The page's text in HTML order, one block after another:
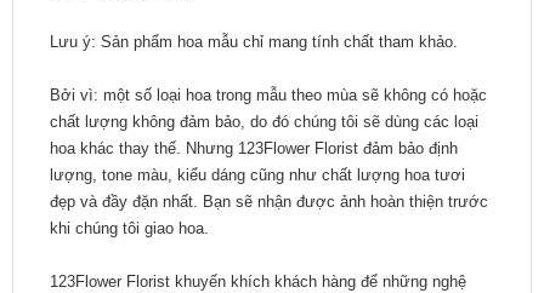
Lưu ý: Sản phẩm hoa mẫu chỉ mang tính chất tham khảo.
Bởi vì: một số loại hoa trong mẫu theo mùa sẽ không có hoặc
chất lượng không đảm bảo, do đó chúng tôi sẽ dùng các loại
hoa khác thay thế. Nhưng 123Flower Florist đảm bảo định
lượng, tone màu, kiểu dáng cũng như chất lượng hoa tươi
đẹp và đầy đặn nhất. Bạn sẽ nhận được ảnh hoàn thiện trước
khi chúng tôi giao hoa.
123Flower Florist khuyến khích khách hàng để những nghệ